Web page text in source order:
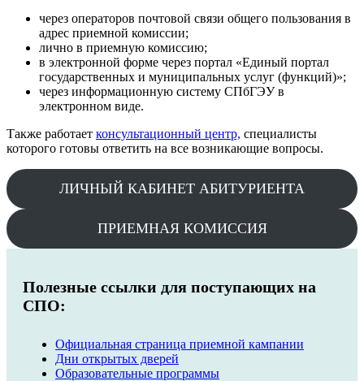
через операторов почтовой связи общего пользования в
адрес приемной комиссии;
лично в приемную комиссию;
в электронной форме через портал «Единый портал
государственных и муниципальных услуг (функций)»;
через информационную систему СПбГЭУ в
электронном виде.
Также работает консультационный центр, специалисты
которого готовы ответить на все возникающие вопросы.
ЛИЧНЫЙ КАБИНЕТ АБИТУРИЕНТА
ПРИЕМНАЯ КОМИССИЯ
Полезные ссылки для поступающих на
СПО:
Официальная страница приемной кампании
Дни открытых дверей
Образовательные программы